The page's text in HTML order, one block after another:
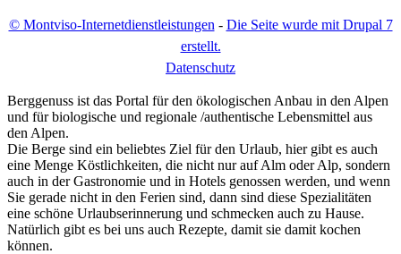
© Montviso-Internetdienstleistungen - Die Seite wurde mit Drupal 7
erstellt.
Datenschutz
Berggenuss ist das Portal für den ökologischen Anbau in den Alpen
und für biologische und regionale /authentische Lebensmittel aus
den Alpen.
Die Berge sind ein beliebtes Ziel für den Urlaub, hier gibt es auch
eine Menge Köstlichkeiten, die nicht nur auf Alm oder Alp, sondern
auch in der Gastronomie und in Hotels genossen werden, und wenn
Sie gerade nicht in den Ferien sind, dann sind diese Spezialitäten
eine schöne Urlaubserinnerung und schmecken auch zu Hause.
Natürlich gibt es bei uns auch Rezepte, damit sie damit kochen
können.